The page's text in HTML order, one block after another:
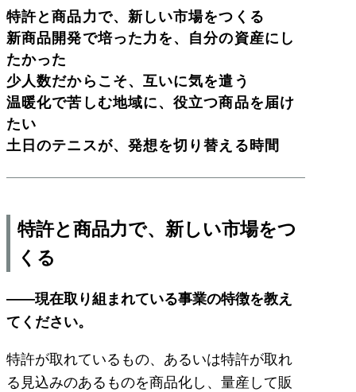
特許と商品力で、新しい市場をつくる
新商品開発で培った力を、自分の資産にし
たかった
少人数だからこそ、互いに気を遣う
温暖化で苦しむ地域に、役立つ商品を届け
たい
土日のテニスが、発想を切り替える時間
特許と商品力で、新しい市場をつ
くる
――現在取り組まれている事業の特徴を教え
てください。
特許が取れているもの、あるいは特許が取れ
る見込みのあるものを商品化し、量産して販